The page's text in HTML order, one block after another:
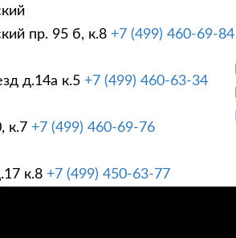
пр. 95 б, к.8 +7 (499) 460-69-84
д.14а к.5 +7 (499) 460-63-34
к.7 +7 (499) 460-69-76
к.8 +7 (499) 450-63-77